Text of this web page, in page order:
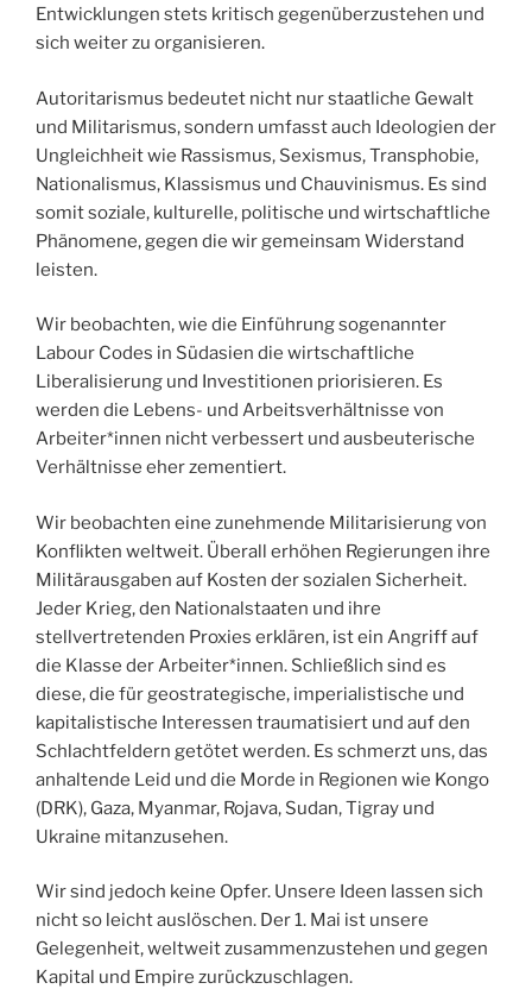
Entwicklungen stets kritisch gegenüberzustehen und
sich weiter zu organisieren.
Autoritarismus bedeutet nicht nur staatliche Gewalt
und Militarismus, sondern umfasst auch Ideologien der
Ungleichheit wie Rassismus, Sexismus, Transphobie,
Nationalismus, Klassismus und Chauvinismus. Es sind
somit soziale, kulturelle, politische und wirtschaftliche
Phänomene, gegen die wir gemeinsam Widerstand
leisten.
Wir beobachten, wie die Einführung sogenannter
Labour Codes in Südasien die wirtschaftliche
Liberalisierung und Investitionen priorisieren. Es
werden die Lebens- und Arbeitsverhältnisse von
Arbeiter*innen nicht verbessert und ausbeuterische
Verhältnisse eher zementiert.
Wir beobachten eine zunehmende Militarisierung von
Konflikten weltweit. Überall erhöhen Regierungen ihre
Militärausgaben auf Kosten der sozialen Sicherheit.
Jeder Krieg, den Nationalstaaten und ihre
stellvertretenden Proxies erklären, ist ein Angriff auf
die Klasse der Arbeiter*innen. Schließlich sind es
diese, die für geostrategische, imperialistische und
kapitalistische Interessen traumatisiert und auf den
Schlachtfeldern getötet werden. Es schmerzt uns, das
anhaltende Leid und die Morde in Regionen wie Kongo
(DRK), Gaza, Myanmar, Rojava, Sudan, Tigray und
Ukraine mitanzusehen.
Wir sind jedoch keine Opfer. Unsere Ideen lassen sich
nicht so leicht auslöschen. Der 1. Mai ist unsere
Gelegenheit, weltweit zusammenzustehen und gegen
Kapital und Empire zurückzuschlagen.